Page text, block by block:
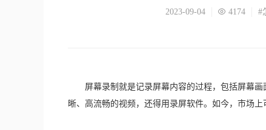
2023-09-04 4174 #
屏幕录制就是记录屏幕内容的过程，包括屏幕画
晰、高流畅的视频，还得用录屏软件。如今，市场